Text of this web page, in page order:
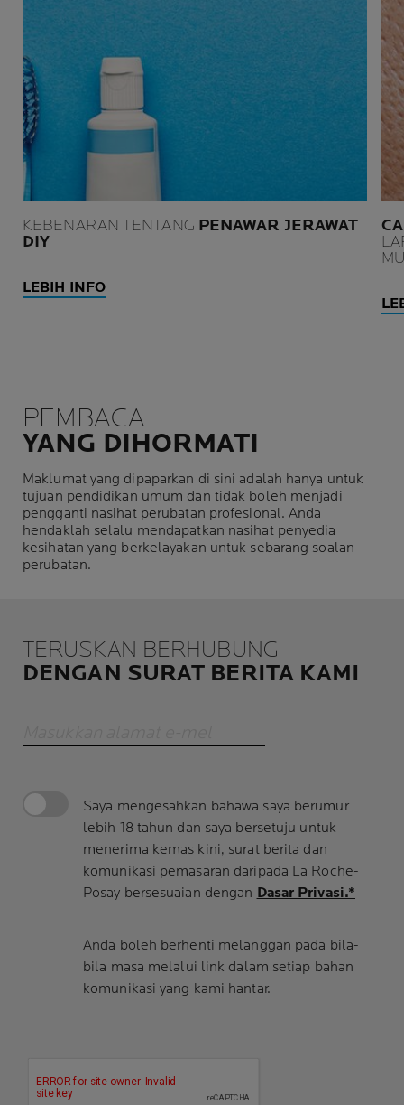
KEBENARAN TENTANG PENAWAR JERAWAT
DIY
LEBIH INFO
PEMBACA
YANG DIHORMATI
Maklumat yang dipaparkan di sini adalah hanya untuk
tujuan pendidikan umum dan tidak boleh menjadi
pengganti nasihat perubatan profesional. Anda
hendaklah selalu mendapatkan nasihat penyedia
kesihatan yang berkelayakan untuk sebarang soalan
perubatan.
TERUSKAN BERHUBUNG
DENGAN SURAT BERITA KAMI
Saya mengesahkan bahawa saya berumur
lebih 18 tahun dan saya bersetuju untuk
menerima kemas kini, surat berita dan
komunikasi pemasaran daripada La Roche-
Posay bersesuaian dengan Dasar Privasi.*
Anda boleh berhenti melanggan pada bila-
bila masa melalui link dalam setiap bahan
komunikasi yang kami hantar.